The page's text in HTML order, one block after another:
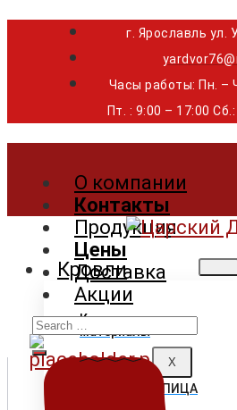
г. Ярославль ул.
Часы работы: Пн. –
Пт. : 9:00 – 17:00
О компании
Контакты
Продукция
Цены
Доставка
Акции
X
Кровли
Кровельные
материалы
ГИБКАЯ ЧЕРЕПИЦА
Search
for: